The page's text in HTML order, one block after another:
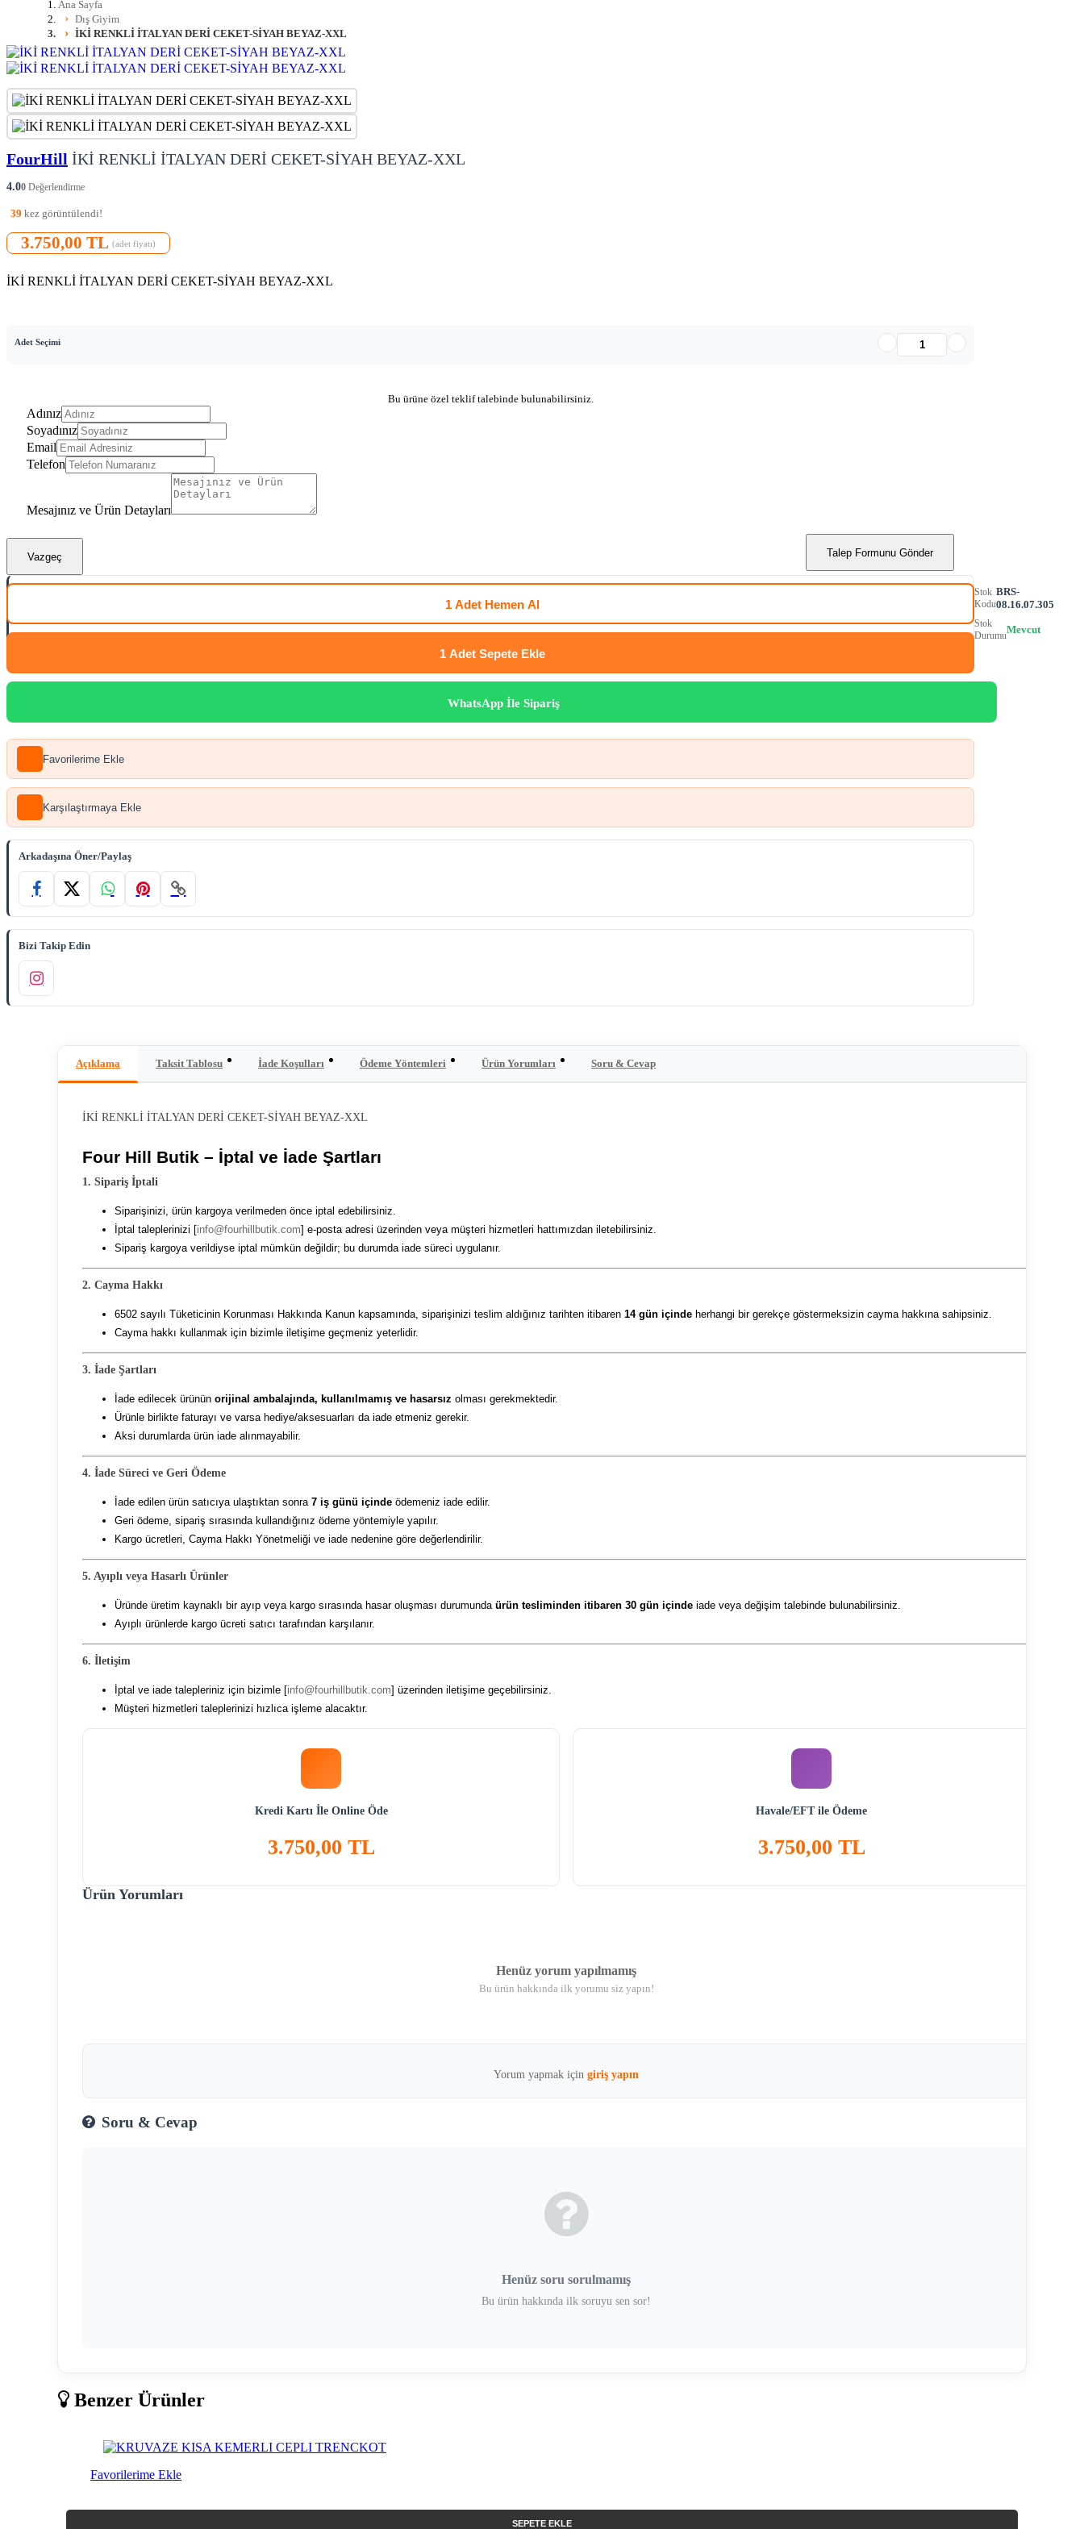
Ana Sayfa
Dış Giyim
İKİ RENKLİ İTALYAN DERİ CEKET-SİYAH BEYAZ-XXL
FourHill İKİ RENKLİ İTALYAN DERİ CEKET-SİYAH BEYAZ-XXL
4.00 Değerlendirme
39 kez görüntülendi!
3.750,00 TL (adet fiyatı)
İKİ RENKLİ İTALYAN DERİ CEKET-SİYAH BEYAZ-XXL
Adet Seçimi
Bu ürüne özel teklif talebinde bulunabilirsiniz.
Adınız
Soyadınız
Email
Telefon
Mesajınız ve Ürün Detayları
Talep Formunu Gönder
Vazgeç
1 Adet Hemen Al
1 Adet Sepete Ekle
WhatsApp İle Sipariş
Stok
Kodu
BRS-
08.16.07.305
Stok
DurumuMevcut
Favorilerime Ekle
Karşılaştırmaya Ekle
Arkadaşına Öner/Paylaş
Bizi Takip Edin
Açıklama Taksit Tablosu İade Koşulları Ödeme Yöntemleri Ürün Yorumları Soru & Cevap
İKİ RENKLİ İTALYAN DERİ CEKET-SİYAH BEYAZ-XXL
Four Hill Butik – İptal ve İade Şartları
1. Sipariş İptali
Siparişinizi, ürün kargoya verilmeden önce iptal edebilirsiniz.
İptal taleplerinizi [info@fourhillbutik.com] e-posta adresi üzerinden veya müşteri hizmetleri hattımızdan iletebilirsiniz.
Sipariş kargoya verildiyse iptal mümkün değildir; bu durumda iade süreci uygulanır.
2. Cayma Hakkı
6502 sayılı Tüketicinin Korunması Hakkında Kanun kapsamında, siparişinizi teslim aldığınız tarihten itibaren 14 gün içinde herhangi bir gerekçe göstermeksizin cayma hakkına sahipsiniz.
Cayma hakkı kullanmak için bizimle iletişime geçmeniz yeterlidir.
3. İade Şartları
İade edilecek ürünün orijinal ambalajında, kullanılmamış ve hasarsız olması gerekmektedir.
Ürünle birlikte faturayı ve varsa hediye/aksesuarları da iade etmeniz gerekir.
Aksi durumlarda ürün iade alınmayabilir.
4. İade Süreci ve Geri Ödeme
İade edilen ürün satıcıya ulaştıktan sonra 7 iş günü içinde ödemeniz iade edilir.
Geri ödeme, sipariş sırasında kullandığınız ödeme yöntemiyle yapılır.
Kargo ücretleri, Cayma Hakkı Yönetmeliği ve iade nedenine göre değerlendirilir.
5. Ayıplı veya Hasarlı Ürünler
Üründe üretim kaynaklı bir ayıp veya kargo sırasında hasar oluşması durumunda ürün tesliminden itibaren 30 gün içinde iade veya değişim talebinde bulunabilirsiniz.
Ayıplı ürünlerde kargo ücreti satıcı tarafından karşılanır.
6. İletişim
İptal ve iade talepleriniz için bizimle [info@fourhillbutik.com] üzerinden iletişime geçebilirsiniz.
Müşteri hizmetleri taleplerinizi hızlıca işleme alacaktır.
Kredi Kartı İle Online Öde
3.750,00 TL
Havale/EFT ile Ödeme
3.750,00 TL
Ürün Yorumları
Henüz yorum yapılmamış
Bu ürün hakkında ilk yorumu siz yapın!
Yorum yapmak için giriş yapın
Soru & Cevap
Henüz soru sorulmamış
Bu ürün hakkında ilk soruyu sen sor!
Benzer Ürünler
Favorilerime Ekle
SEPETE EKLE